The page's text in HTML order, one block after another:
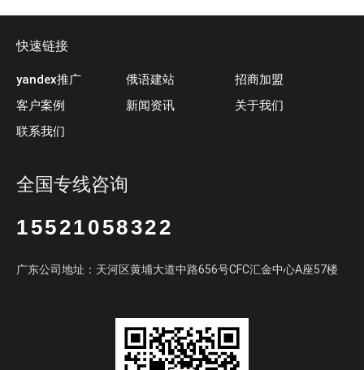
快速链接
yandex推广
客户案例
联系我们
俄语建站
新闻资讯
招商加盟
关于我们
全国专线咨询
15521058322
广东公司地址：天河区黄埔大道中路656号CFC汇金中心A座57楼